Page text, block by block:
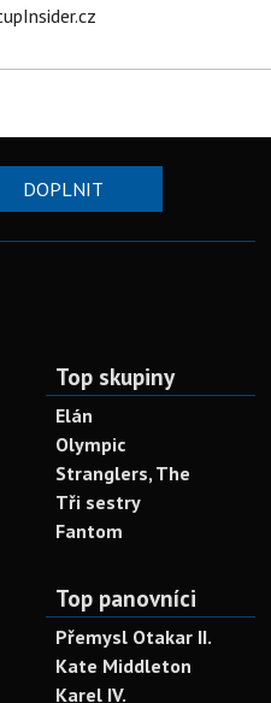
DOPLNIT
Top skupiny
Elán
Olympic
Stranglers, The
Tři sestry
Fantom
Top panovníci
Přemysl Otakar II.
Kate Middleton
Karel IV.